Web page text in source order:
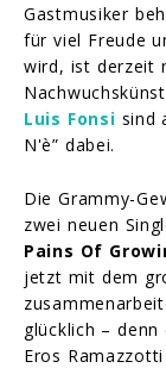
Gastmusiker
für viel Freude
wird, ist derzeit
Luis Fonsi sind
N'è” dabei.
Die Grammy-
zwei neuen
Pains Of
jetzt mit dem
glücklich –
Eros